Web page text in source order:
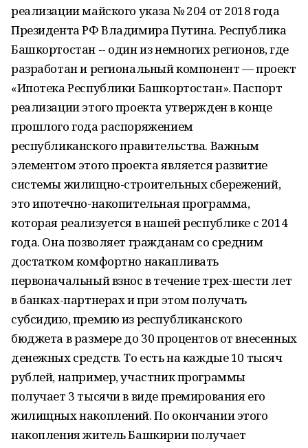
реализации майского указа № 204 от 2018 года
Президента РФ Владимира Путина. Республика
Башкортостан -- один из немногих регионов, где
разработан и региональный компонент — проект
«Ипотека Республики Башкортостан». Паспорт
реализации этого проекта утвержден в конце
прошлого года распоряжением
республиканского правительства. Важным
элементом этого проекта является развитие
системы жилищно-строительных сбережений,
это ипотечно-накопительная программа,
которая реализуется в нашей республике с 2014
года. Она позволяет гражданам со средним
достатком комфортно накапливать
первоначальный взнос в течение трех-шести лет
в банках-партнерах и при этом получать
субсидию, премию из республиканского
бюджета в размере до 30 процентов от внесенных
денежных средств. То есть на каждые 10 тысяч
рублей, например, участник программы
получает 3 тысячи в виде премирования его
жилищных накоплений. По окончании этого
накопления житель Башкирии получает